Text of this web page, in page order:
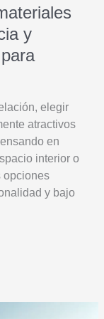
y
elegir
atractivos
en
interior o
opciones
y bajo